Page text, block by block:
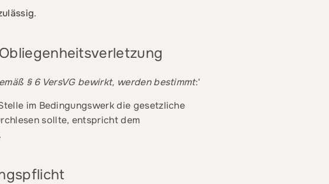
.
§ 6 VersVG bewirkt, werden bestimmt:‘
im Bedingungswerk die gesetzliche
sollte, entspricht dem
.